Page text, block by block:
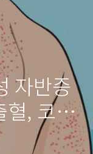
자반증
혈, 코